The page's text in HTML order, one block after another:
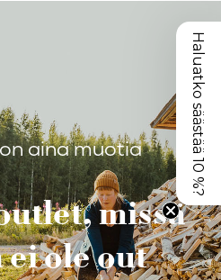
aina muotia
missä
ole out
Haluatko säästää 10 %?